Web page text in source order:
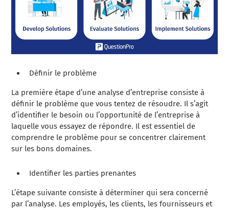
Définir le problème
La première étape d’une analyse d’entreprise consiste à
définir le problème que vous tentez de résoudre. Il s’agit
d’identifier le besoin ou l’opportunité de l’entreprise à
laquelle vous essayez de répondre. Il est essentiel de
comprendre le problème pour se concentrer clairement
sur les bons domaines.
Identifier les parties prenantes
L’étape suivante consiste à déterminer qui sera concerné
par l’analyse. Les employés, les clients, les fournisseurs et